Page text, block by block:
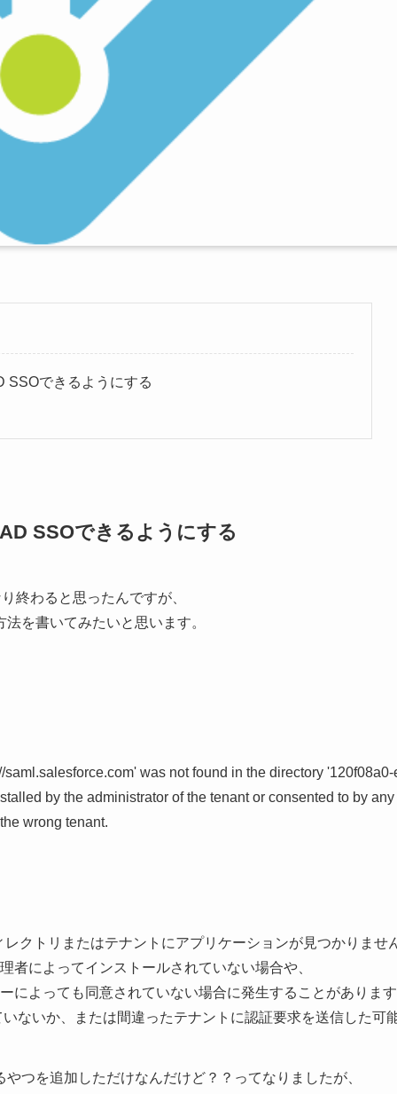
SSOできるようにする
SSOできるようにする
終わると思ったんですが、
を書いてみたいと思います。
was not found in the directory
by the administrator of the tenant or consented to by any
wrong tenant.
クトリまたはテナントにアプリケーションが見つかりませ
者によってインストールされていない場合や、
によっても同意されていない場合に発生することがあります
ないか、または間違ったテナントに認証要求を送信した可
つを追加しただけなんだけど？？ってなりましたが、